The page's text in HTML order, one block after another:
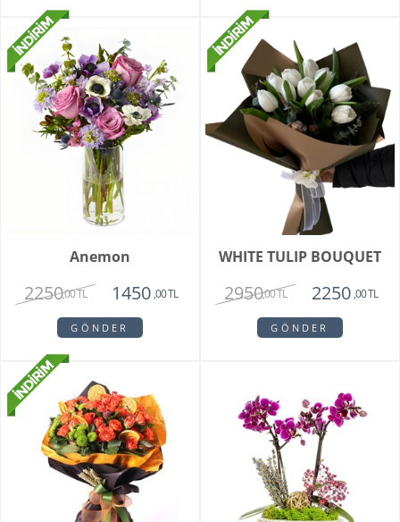
Anemon
2250,00 TL 1450 ,00 TL
GÖNDER
WHITE TULIP BOUQUET
2950,00 TL 2250 ,00 TL
GÖNDER